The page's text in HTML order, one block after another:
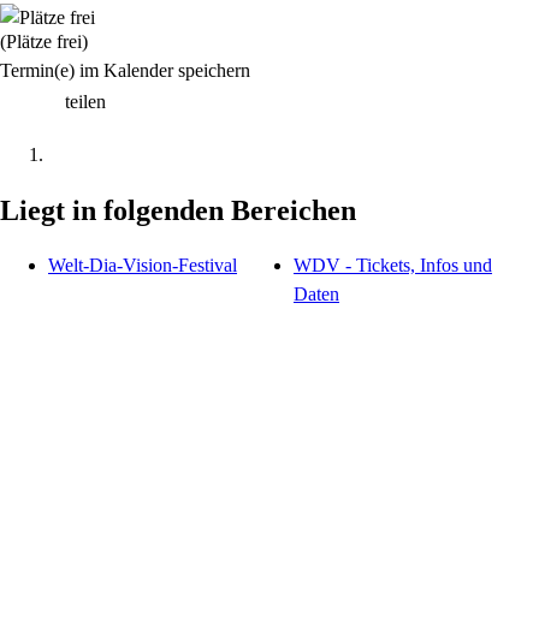
(Plätze frei)
Termin(e) im Kalender speichern
teilen
Liegt in folgenden Bereichen
Welt-Dia-Vision-Festival
WDV - Tickets, Infos und
Daten